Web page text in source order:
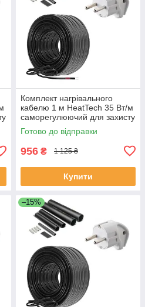
Комплект нагрівального
кабелю 1 м HeatTech 35 Вт/м
саморегулюючий для захисту
труб водостоку даху
Готово до відправки
956 ₴ 1 125 ₴
Купити
–15%